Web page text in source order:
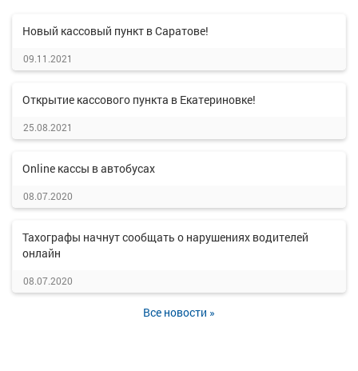
Новый кассовый пункт в Саратове!
09.11.2021
Открытие кассового пункта в Екатериновке!
25.08.2021
Online кассы в автобусах
08.07.2020
Тахографы начнут сообщать о нарушениях водителей
онлайн
08.07.2020
Все новости »